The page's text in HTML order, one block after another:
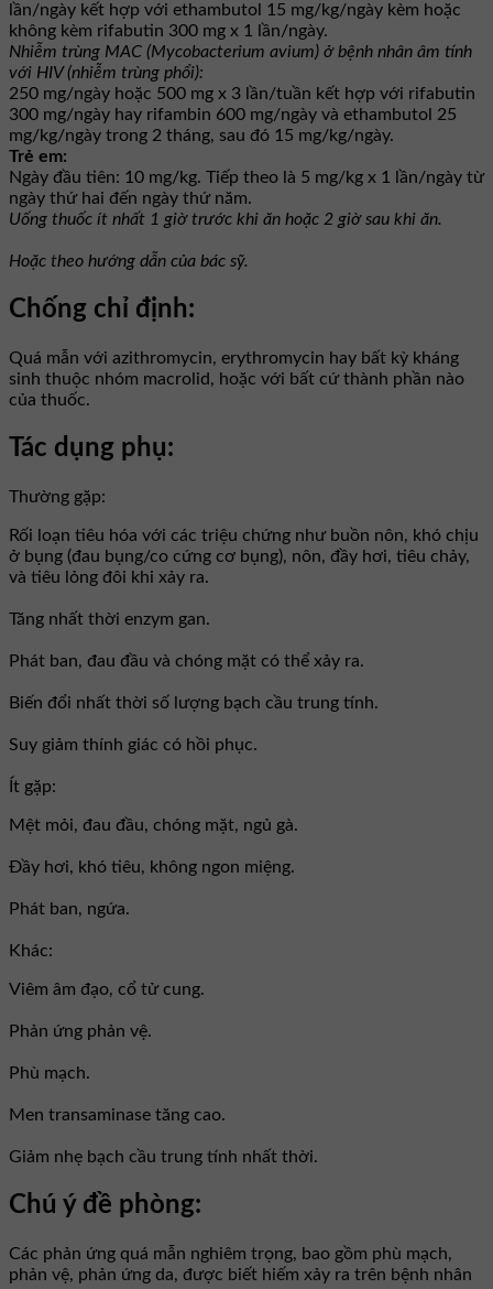
lần/ngày kết hợp với ethambutol 15 mg/kg/ngày kèm hoặc
không kèm rifabutin 300 mg x 1 lần/ngày.
Nhiễm trùng MAC (Mycobacterium avium) ở bệnh nhân âm tính
với HIV (nhiễm trùng phổi):
250 mg/ngày hoặc 500 mg x 3 lần/tuần kết hợp với rifabutin
300 mg/ngày hay rifambin 600 mg/ngày và ethambutol 25
mg/kg/ngày trong 2 tháng, sau đó 15 mg/kg/ngày.
Trẻ em:
Ngày đầu tiên: 10 mg/kg. Tiếp theo là 5 mg/kg x 1 lần/ngày từ
ngày thứ hai đến ngày thứ năm.
Uống thuốc ít nhất 1 giờ trước khi ăn hoặc 2 giờ sau khi ăn.
Hoặc theo hướng dẫn của bác sỹ.
Chống chỉ định:
Quá mẫn với azithromycin, erythromycin hay bất kỳ kháng
sinh thuộc nhóm macrolid, hoặc với bất cứ thành phần nào
của thuốc.
Tác dụng phụ:
Thường gặp:
Rối loạn tiêu hóa với các triệu chứng như buồn nôn, khó chịu
ở bụng (đau bụng/co cứng cơ bụng), nôn, đầy hơi, tiêu chảy,
và tiêu lỏng đôi khi xảy ra.
Tăng nhất thời enzym gan.
Phát ban, đau đầu và chóng mặt có thể xảy ra.
Biến đổi nhất thời số lượng bạch cầu trung tính.
Suy giảm thính giác có hồi phục.
Ít gặp:
Mệt mỏi, đau đầu, chóng mặt, ngủ gà.
Đầy hơi, khó tiêu, không ngon miệng.
Phát ban, ngứa.
Khác:
Viêm âm đạo, cổ tử cung.
Phản ứng phản vệ.
Phù mạch.
Men transaminase tăng cao.
Giảm nhẹ bạch cầu trung tính nhất thời.
Chú ý đề phòng:
Các phản ứng quá mẫn nghiêm trọng, bao gồm phù mạch,
phản vệ, phản ứng da, được biết hiếm xảy ra trên bệnh nhân